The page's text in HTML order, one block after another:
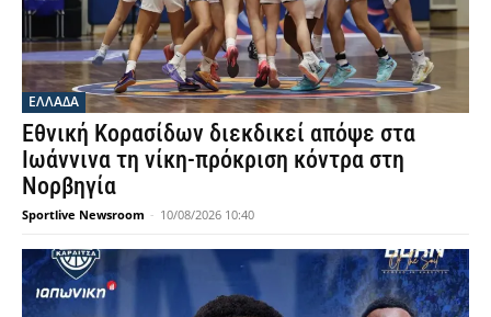
ΕΛΛΑΔΑ
Εθνική Κορασίδων διεκδικεί απόψε στα
Ιωάννινα τη νίκη-πρόκριση κόντρα στη
Νορβηγία
Sportlive Newsroom - 10/08/2026 10:40